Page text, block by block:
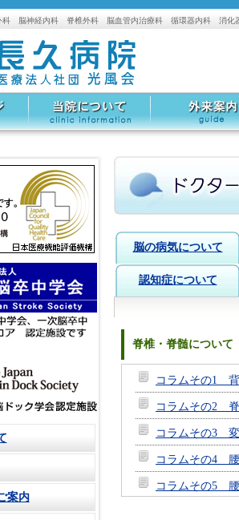
科 脳神経内科 脊椎外科 脳血管内治療科 循環器内科 消
案内
脳の病気について
認知症について
脊椎・脊髄について
コラムその1
コラムその2
コラムその3
コラムその4
コラムその5